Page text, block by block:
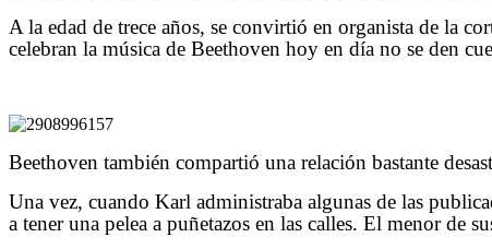
A la edad de trece años, se convirtió en organista de la
celebran la música de Beethoven hoy en día no se den
Beethoven también compartió una relación bastante
Una vez, cuando Karl administraba algunas de las
a tener una pelea a puñetazos en las calles. El menor de